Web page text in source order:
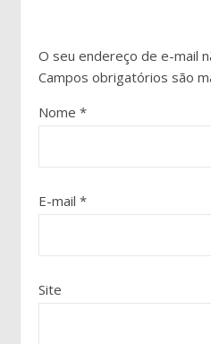
O seu endereço de e-mail
Campos obrigatórios são
Nome *
E-mail *
Site